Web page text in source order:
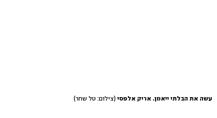
עשה את הבלתי ייאמן. אריק אלפסי (צילום: טל שחר)